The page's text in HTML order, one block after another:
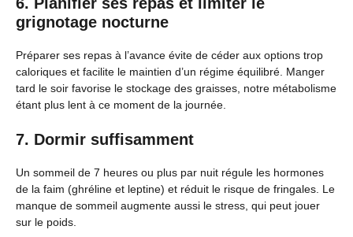
grignotage nocturne
Préparer ses repas à l’avance évite de céder aux options trop
caloriques et facilite le maintien d’un régime équilibré. Manger
tard le soir favorise le stockage des graisses, notre métabolisme
étant plus lent à ce moment de la journée.
7. Dormir suffisamment
Un sommeil de 7 heures ou plus par nuit régule les hormones
de la faim (ghréline et leptine) et réduit le risque de fringales. Le
manque de sommeil augmente aussi le stress, qui peut jouer
sur le poids.